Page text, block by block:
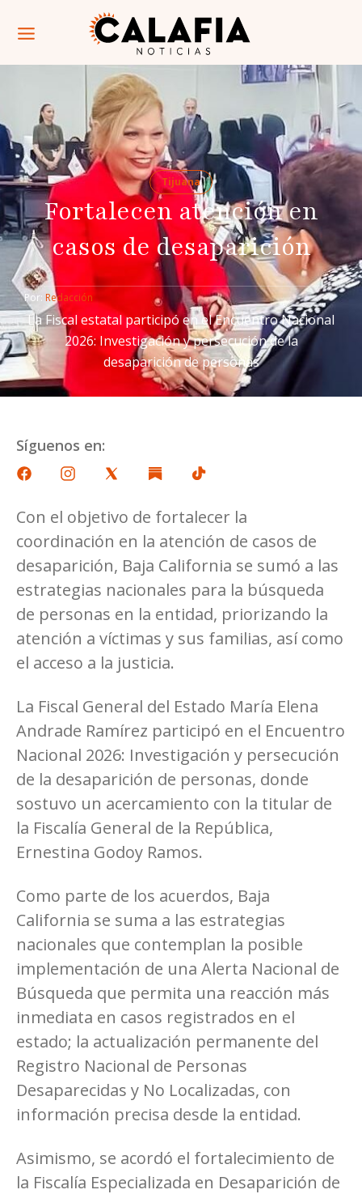
Tijuana
Fortalecen atención en
casos de desaparición
Por: Redacción
La Fiscal estatal participó en el Encuentro Nacional
2026: Investigación y persecución de la
desaparición de personas
Síguenos en:
Con el objetivo de fortalecer la
coordinación en la atención de casos de
desaparición, Baja California se sumó a las
estrategias nacionales para la búsqueda
de personas en la entidad, priorizando la
atención a víctimas y sus familias, así como
el acceso a la justicia.
La Fiscal General del Estado María Elena
Andrade Ramírez participó en el Encuentro
Nacional 2026: Investigación y persecución
de la desaparición de personas, donde
sostuvo un acercamiento con la titular de
la Fiscalía General de la República,
Ernestina Godoy Ramos.
Como parte de los acuerdos, Baja
California se suma a las estrategias
nacionales que contemplan la posible
implementación de una Alerta Nacional de
Búsqueda que permita una reacción más
inmediata en casos registrados en el
estado; la actualización permanente del
Registro Nacional de Personas
Desaparecidas y No Localizadas, con
información precisa desde la entidad.
Asimismo, se acordó el fortalecimiento de
la Fiscalía Especializada en Desaparición de